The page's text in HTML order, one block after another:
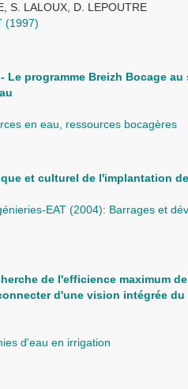
S. LALOUX, D. LEPOUTRE
(1997)
Le programme Breizh Bocage au
en eau, ressources bocagères
et culturel de l'implantation
EAT (2004): Barrages et
de l'efficience maximum
d'une vision intégrée du
d'eau en irrigation